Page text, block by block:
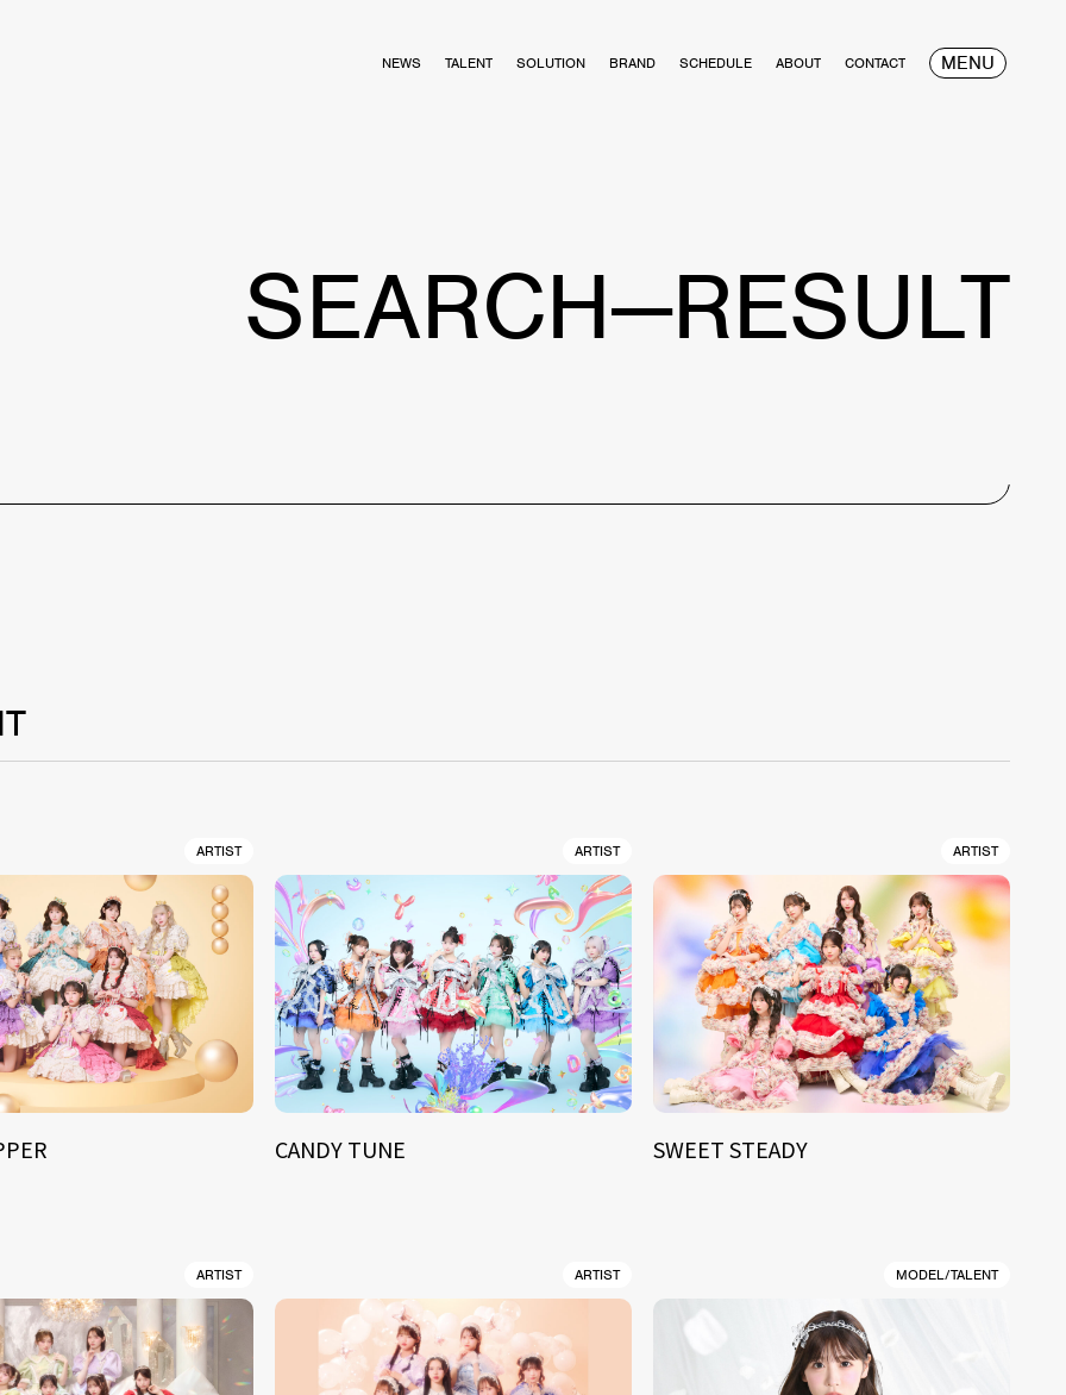
NEWS TALENT SOLUTION BRAND SCHEDULE ABOUT CONTACT MENU
SEARCH—RESULT
ARTIST ARTIST
CANDY TUNE
ARTIST
SWEET STEADY
ARTIST ARTIST MODEL/TALENT